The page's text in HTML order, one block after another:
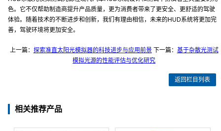
色。它不仅帮助制造商提升产品质量，更为消费者带来了更安全、更舒适的驾驶
体验。随着技术的不断进步和创新，我们有理由相信，未来的HUD系统将更加完
善，驾驶环境将更加安全。
上一篇： 探索准直太阳光模拟器的科技进步与应用前景下一篇： 基于杂散光测试
模拟光源的性能评估与优化研究
返回栏目列表
相关推荐产品